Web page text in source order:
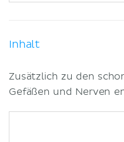
Inhalt
Zusätzlich zu den
Gefäßen und Nerven